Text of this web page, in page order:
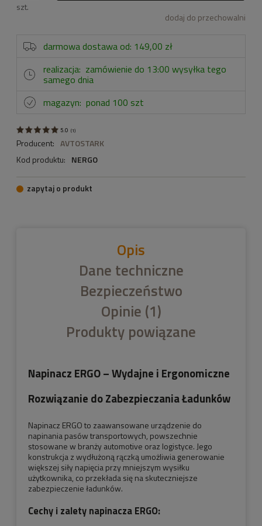
szt.
dodaj do przechowalni
darmowa dostawa od: 149,00 zł
realizacja: zamówienie do 13:00 wysyłka tego
samego dnia
magazyn: ponad 100 szt
5.0 (1)
Producent: AVTOSTARK
Kod produktu: NERGO
zapytaj o produkt
Opis
Dane techniczne
Bezpieczeństwo
Opinie (1)
Produkty powiązane
Napinacz ERGO – Wydajne i Ergonomiczne
Rozwiązanie do Zabezpieczania Ładunków
Napinacz ERGO to zaawansowane urządzenie do
napinania pasów transportowych, powszechnie
stosowane w branży automotive oraz logistyce. Jego
konstrukcja z wydłużoną rączką umożliwia generowanie
większej siły napięcia przy mniejszym wysiłku
użytkownika, co przekłada się na skuteczniejsze
zabezpieczenie ładunków.
Cechy i zalety napinacza ERGO: